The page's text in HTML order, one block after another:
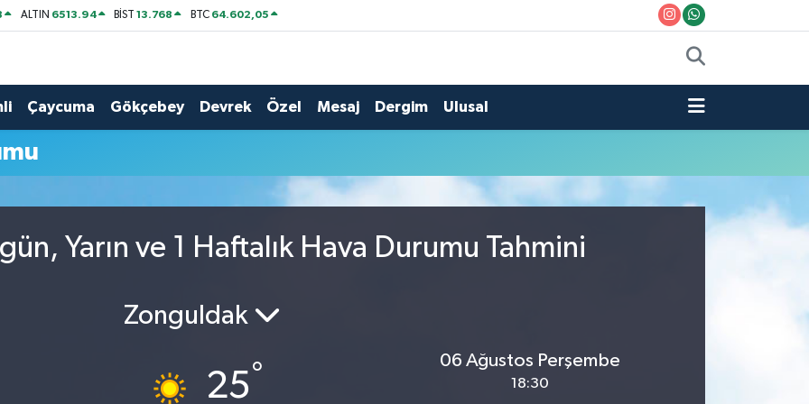
ALTIN 6513.94 BİST13.768 BTC 64.602,05
Çaycuma Gökçebey Devrek Özel Mesaj Dergim Ulusal
Yarın ve 1 Haftalık Hava Durumu Tahmini
Zonguldak
25°
06 Ağustos Perşembe
18:30